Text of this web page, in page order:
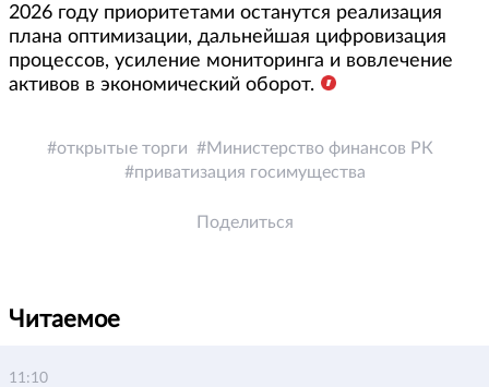
2026 году приоритетами останутся реализация
плана оптимизации, дальнейшая цифровизация
процессов, усиление мониторинга и вовлечение
активов в экономический оборот.
открытые торги
Министерство финансов РК
приватизация госимущества
Поделиться
Читаемое
11:10